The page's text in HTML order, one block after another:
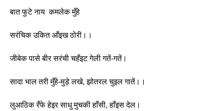
बात फुटे नाय  कमलेक मुँहे
सरंचिक उकित आँइख ठोरी।।
जीबेक पासे बीर सरंची चहँइट गेली गतें-गतें।
सादा भाल तरी मुँहे-मुड़े लखे, झोतरल चुइल गातें।।
लुआठिक रँफे हेइर साधु मुचकी हाँसी, हाँइस देल।